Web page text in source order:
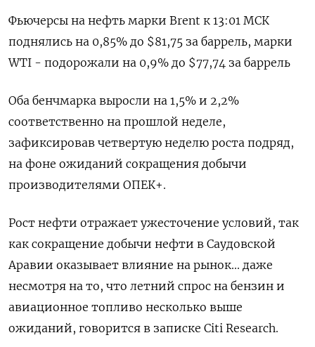
Фьючерсы на нефть марки Brent к 13:01 МСК
поднялись на 0,85% до $81,75 за баррель, марки
WTI - подорожали на 0,9% до $77,74 за баррель
Оба бенчмарка выросли на 1,5% и 2,2%
соответственно на прошлой неделе,
зафиксировав четвертую неделю роста подряд,
на фоне ожиданий сокращения добычи
производителями ОПЕК+.
Рост нефти отражает ужесточение условий, так
как сокращение добычи нефти в Саудовской
Аравии оказывает влияние на рынок... даже
несмотря на то, что летний спрос на бензин и
авиационное топливо несколько выше
ожиданий, говорится в записке Citi Research.